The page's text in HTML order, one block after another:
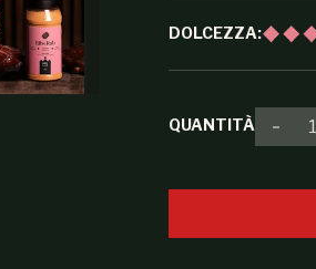
DOLCEZZA:
QUANTITÀ